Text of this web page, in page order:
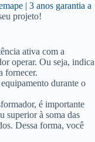
| 3 anos garantia a
projeto!
ativa com a
operar. Ou seja, indica
fornecer.
durante o
é importante
superior à soma das
Dessa forma, você